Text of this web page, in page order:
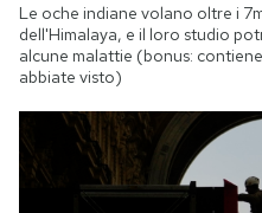
Le oche indiane volano oltre i
dell'Himalaya, e il loro studio
alcune malattie (bonus:
abbiate visto)